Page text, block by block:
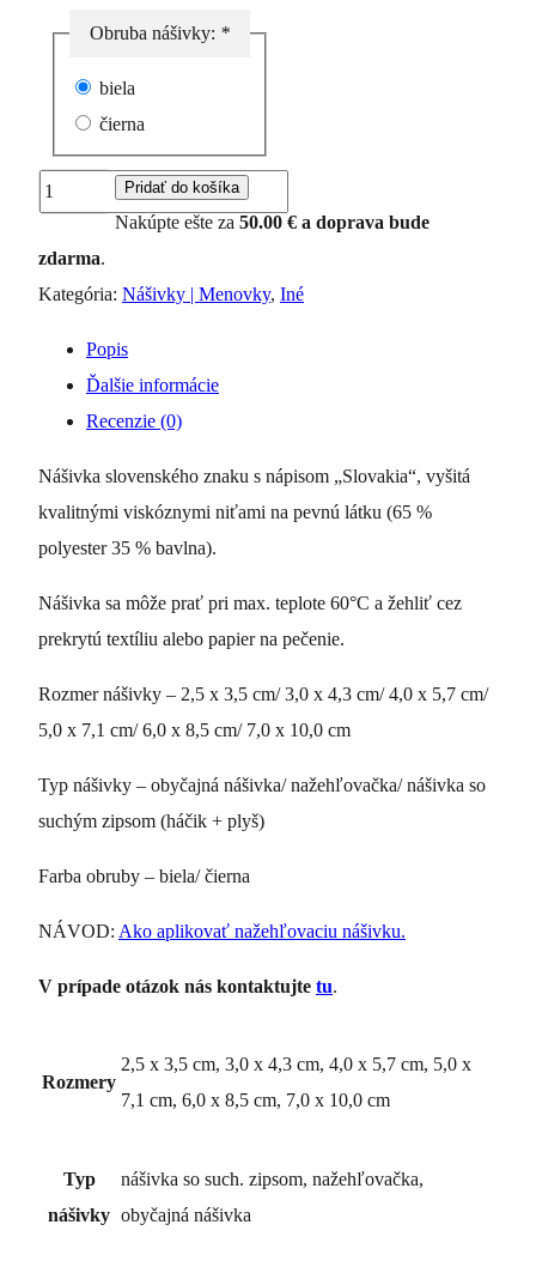
Obruba nášivky: *
biela
čierna
množstvo
-
Znak
republiky
Pridať do košíka
Nakúpte ešte za 50.00 €a doprava bude
zdarma.
Kategória: Nášivky | Menovky, Iné
Popis
Ďalšie informácie
Recenzie (0)
Nášivka slovenského znaku s nápisom „Slovakia“, vyšitá
kvalitnými viskóznymi niťami na pevnú látku (65 %
polyester 35 % bavlna).
Nášivka sa môže prať pri max. teplote 60°C a žehliť cez
prekrytú textíliu alebo papier na pečenie.
Rozmer nášivky – 2,5 x 3,5 cm/ 3,0 x 4,3 cm/ 4,0 x 5,7 cm/
5,0 x 7,1 cm/ 6,0 x 8,5 cm/ 7,0 x 10,0 cm
Typ nášivky – obyčajná nášivka/ nažehľovačka/ nášivka so
suchým zipsom (háčik + plyš)
Farba obruby – biela/ čierna
NÁVOD: Ako aplikovať nažehľovaciu nášivku.
V prípade otázok nás kontaktujte tu.
Rozmery
2,5 x 3,5 cm, 3,0 x 4,3 cm, 4,0 x 5,7 cm, 5,0 x
7,1 cm, 6,0 x 8,5 cm, 7,0 x 10,0 cm
Typ
nášivky
nášivka so such. zipsom, nažehľovačka,
obyčajná nášivka